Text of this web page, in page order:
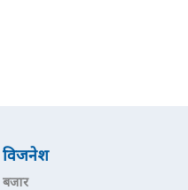
विजनेश
बजार